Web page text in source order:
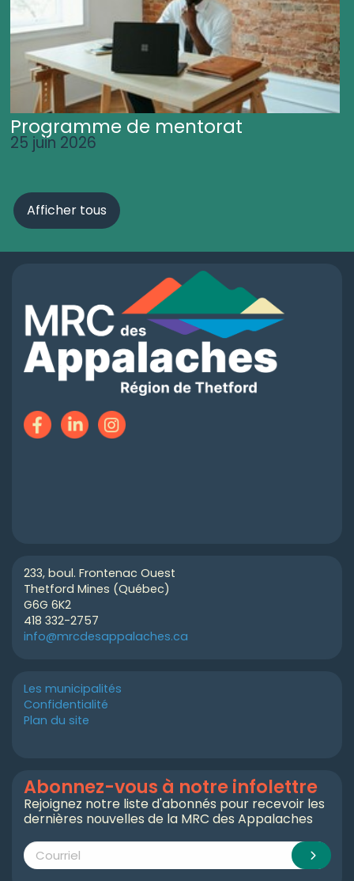
Programme de mentorat
25 juin 2026
Afficher tous
233, boul. Frontenac Ouest
Thetford Mines (Québec)
G6G 6K2
418 332-2757
info@mrcdesappalaches.ca
Les municipalités
Confidentialité
Plan du site
Abonnez-vous à notre infolettre
Rejoignez notre liste d'abonnés pour recevoir les
dernières nouvelles de la MRC des Appalaches